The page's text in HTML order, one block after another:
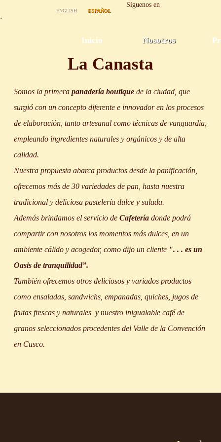
contenido
Síguenos en
ENGLISH ESPAÑOL
Inicio Nosotros
Una
experiencia
para repetir...
Una
experiencia
para repetir...
.
La Canasta
Somos la primerapanadería boutique de la ciudad, que
surgió con un concepto diferente e innovador en los procesos
de elaboración, tanto artesanal como técnicas de vanguardia,
empleando ingredientes naturales y orgánicos y de alta
calidad.
Nuestra propuesta abarca productos desde la panificación,
ofrecemos más de 30 variedades de pan, hasta nuestra
tradicional y deliciosa pastelería dulce y salada.
Además brindamos el servicio deCafetería donde podrá
compartir con nosotros los momentos más dulces, en un
ambiente cálido y acogedor, como dijo un cliente ". . . es un
Oasis de tranquilidad”.
También ofrecemos otros deliciosos y variados productos
como ensaladas, sandwichs, empanadas, quiches, jugos de
frutas frescas y naturales y nuestro inigualable café de
granos seleccionados procedentes del Valle de la Convención
en Cusco.